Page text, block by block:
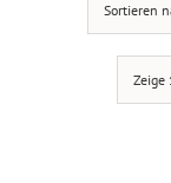
Sortieren
Zeige